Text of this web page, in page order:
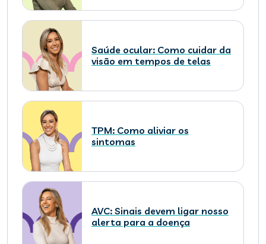
Saúde ocular: Como cuidar da
visão em tempos de telas
TPM: Como aliviar os
sintomas
AVC: Sinais devem ligar nosso
alerta para a doença